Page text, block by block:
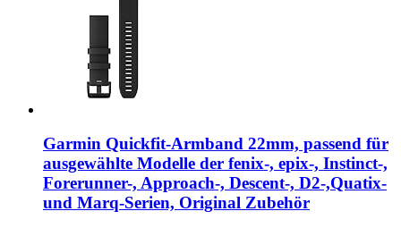
Garmin Quickfit-Armband 22mm, passend für
ausgewählte Modelle der fenix-, epix-, Instinct-,
Forerunner-, Approach-, Descent-, D2-,Quatix-
und Marq-Serien, Original Zubehör